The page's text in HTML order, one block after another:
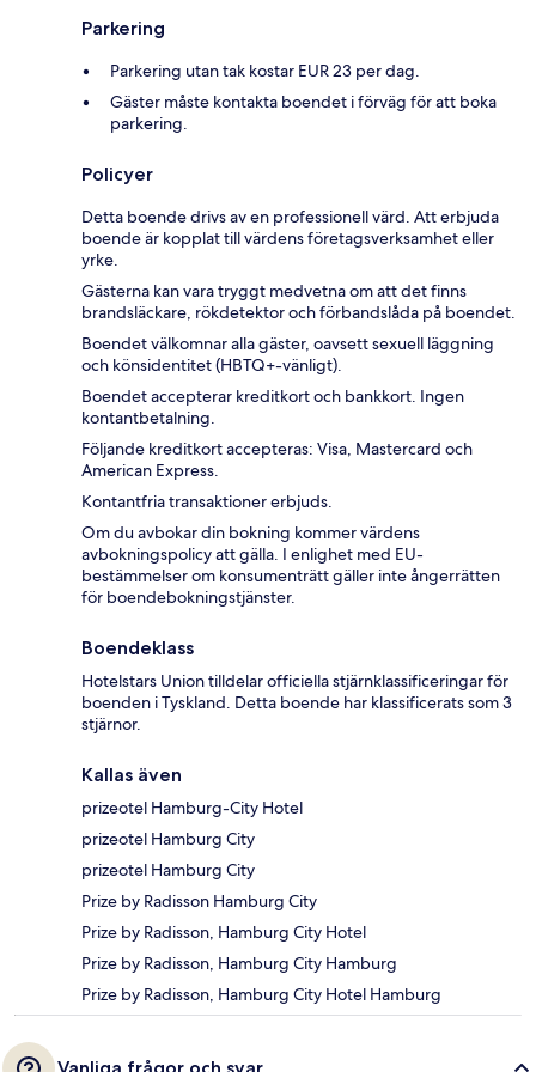
Parkering
Parkering utan tak kostar EUR 23 per dag.
Gäster måste kontakta boendet i förväg för att boka
parkering.
Policyer
Detta boende drivs av en professionell värd. Att erbjuda
boende är kopplat till värdens företagsverksamhet eller
yrke.
Gästerna kan vara tryggt medvetna om att det finns
brandsläckare, rökdetektor och förbandslåda på boendet.
Boendet välkomnar alla gäster, oavsett sexuell läggning
och könsidentitet (HBTQ+-vänligt).
Boendet accepterar kreditkort och bankkort. Ingen
kontantbetalning.
Följande kreditkort accepteras: Visa, Mastercard och
American Express.
Kontantfria transaktioner erbjuds.
Om du avbokar din bokning kommer värdens
avbokningspolicy att gälla. I enlighet med EU-
bestämmelser om konsumenträtt gäller inte ångerrätten
för boendebokningstjänster.
Boendeklass
Hotelstars Union tilldelar officiella stjärnklassificeringar för
boenden i Tyskland. Detta boende har klassificerats som 3
stjärnor.
Kallas även
prizeotel Hamburg-City Hotel
prizeotel Hamburg City
prizeotel Hamburg City
Prize by Radisson Hamburg City
Prize by Radisson, Hamburg City Hotel
Prize by Radisson, Hamburg City Hamburg
Prize by Radisson, Hamburg City Hotel Hamburg